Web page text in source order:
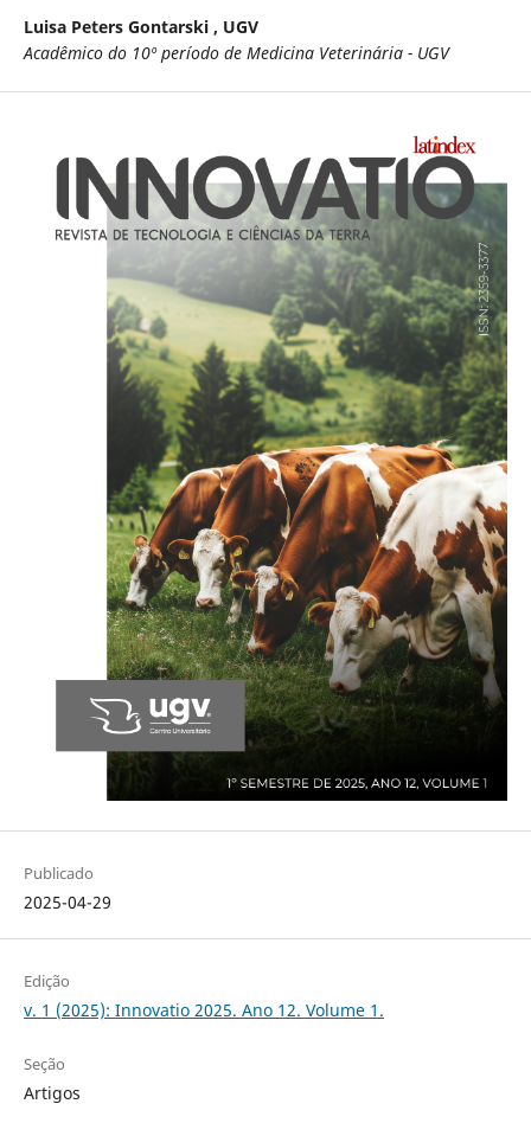
Luisa Peters Gontarski , UGV
Acadêmico do 10º período de Medicina Veterinária - UGV
Publicado
2025-04-29
Edição
v. 1 (2025): Innovatio 2025. Ano 12. Volume 1.
Seção
Artigos